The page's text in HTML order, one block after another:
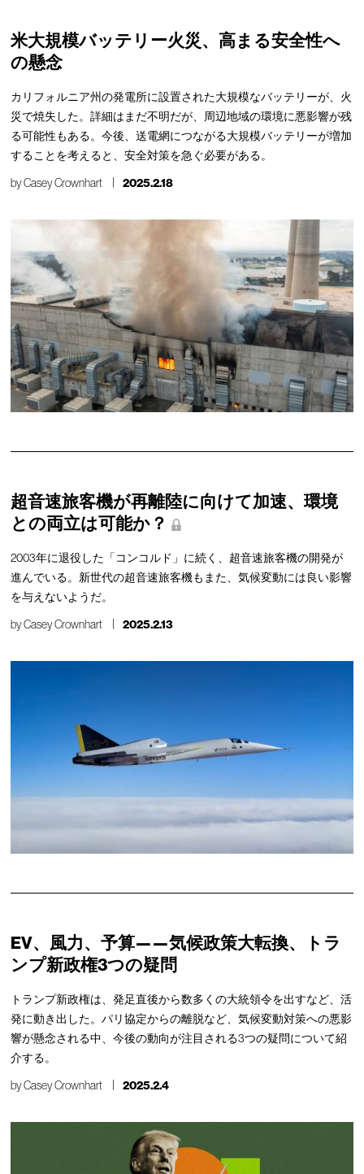
米大規模バッテリー火災、高まる安全性へ
の懸念
カリフォルニア州の発電所に設置された大規模なバッテリーが、火
災で焼失した。詳細はまだ不明だが、周辺地域の環境に悪影響が残
る可能性もある。今後、送電網につながる大規模バッテリーが増加
することを考えると、安全対策を急ぐ必要がある。
byCasey Crownhart 2025.2.18
超音速旅客機が再離陸に向けて加速、環境
との両立は可能か？
2003年に退役した「コンコルド」に続く、超音速旅客機の開発が
進んでいる。新世代の超音速旅客機もまた、気候変動には良い影響
を与えないようだ。
byCasey Crownhart 2025.2.13
EV、風力、予算——気候政策大転換、トラ
ンプ新政権3つの疑問
トランプ新政権は、発足直後から数多くの大統領令を出すなど、活
発に動き出した。パリ協定からの離脱など、気候変動対策への悪影
響が懸念される中、今後の動向が注目される3つの疑問について紹
介する。
byCasey Crownhart 2025.2.4